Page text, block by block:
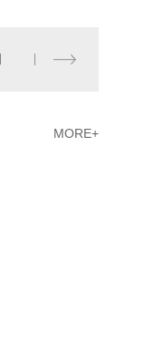
MORE+